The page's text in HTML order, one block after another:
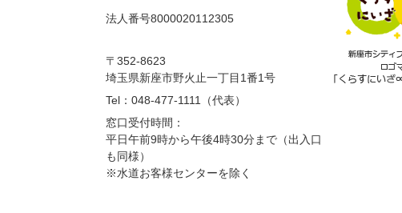
法人番号8000020112305
〒352-8623
埼玉県新座市野火止一丁目1番1号
Tel：048-477-1111（代表）
窓口受付時間：
平日午前9時から午後4時30分まで（出入口
も同様）
※水道お客様センターを除く